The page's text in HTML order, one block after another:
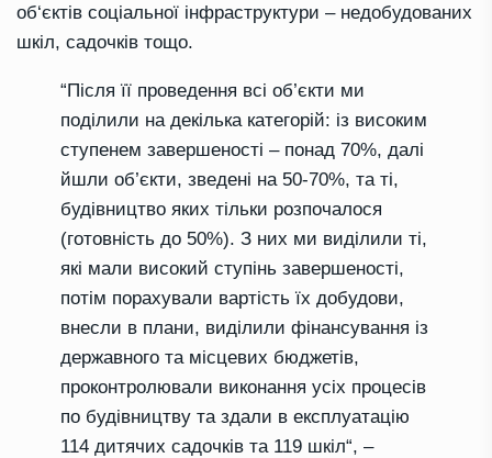
об‘єктів соціальної інфраструктури – недобудованих
шкіл, садочків тощо.
“Після її проведення всі об’єкти ми
поділили на декілька категорій: із високим
ступенем завершеності – понад 70%, далі
йшли об’єкти, зведені на 50-70%, та ті,
будівництво яких тільки розпочалося
(готовність до 50%). З них ми виділили ті,
які мали високий ступінь завершеності,
потім порахували вартість їх добудови,
внесли в плани, виділили фінансування із
державного та місцевих бюджетів,
проконтролювали виконання усіх процесів
по будівництву та здали в експлуатацію
114 дитячих садочків та 119 шкіл“, –